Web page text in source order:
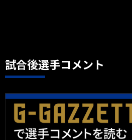
試合後選手コメント